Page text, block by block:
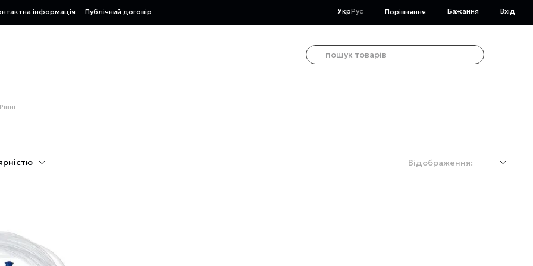
інформація Публічний договір УкрРус Порівняння Бажання Вхід
Рівні
Відображення: